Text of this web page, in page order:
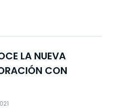
LA NUEVA
CON